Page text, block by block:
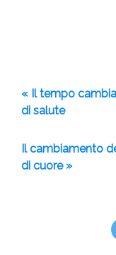
« Il tempo
di salute
Il cambiamento
di cuore »